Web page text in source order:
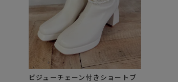
ビジューチェーン付きショートブ